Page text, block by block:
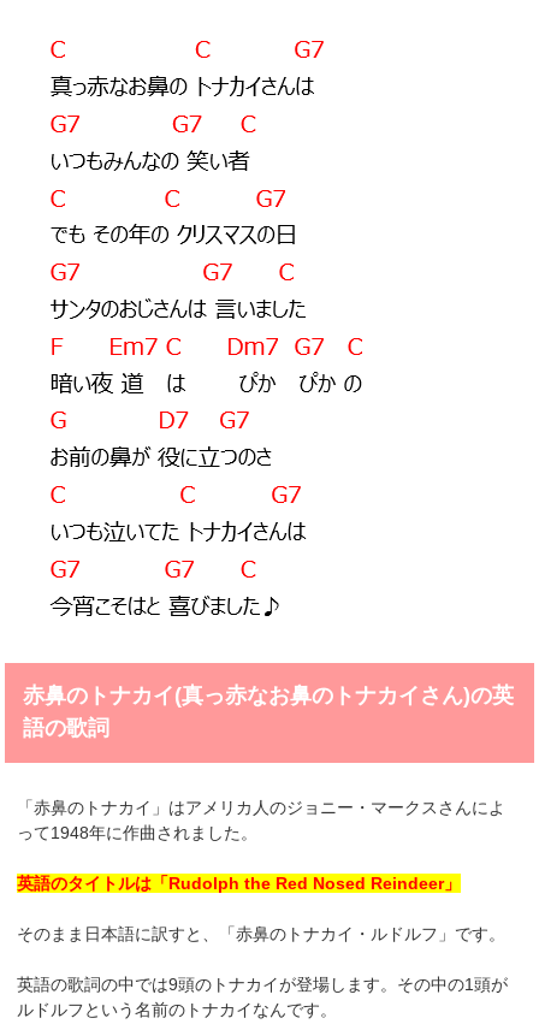
赤鼻のトナカイ(真っ赤なお鼻のトナカイさん)の英
語の歌詞
「赤鼻のトナカイ」はアメリカ人のジョニー・マークスさんによ
って1948年に作曲されました。
英語のタイトルは「Rudolph the Red Nosed Reindeer」
そのまま日本語に訳すと、「赤鼻のトナカイ・ルドルフ」です。
英語の歌詞の中では9頭のトナカイが登場します。その中の1頭が
ルドルフという名前のトナカイなんです。